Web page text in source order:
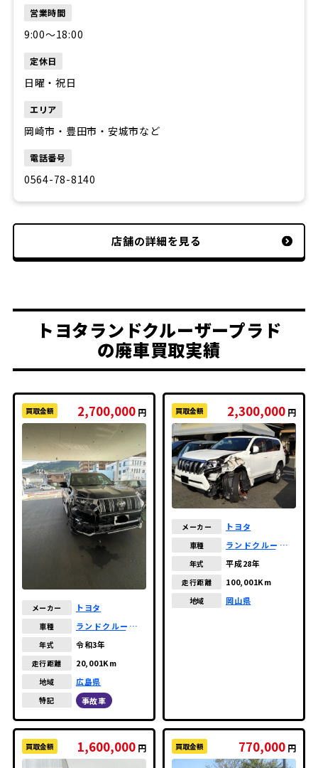
営業時間
9:00〜18:00
定休日
日曜・祝日
エリア
岡崎市・豊田市・安城市など
電話番号
0564-78-8140
店舗の詳細を見る
トヨタランドクルーザープラド
の廃車買取実績
買取金額 2,700,000 円
メーカー トヨタ
車種
ランドクルーザー
年式 令和3年
走行距離 20,001Km
地域 広島県
特記 事故車
買取金額 2,300,000 円
メーカー トヨタ
車種
ランドクルーザー
年式 平成28年
走行距離 100,001Km
地域 岡山県
買取金額 1,600,000 円 買取金額 770,000 円